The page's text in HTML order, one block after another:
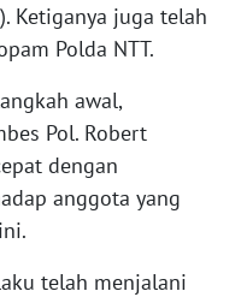
Ketiganya juga telah
Polda NTT.
awal,
Pol. Robert
dengan
anggota yang
telah menjalani